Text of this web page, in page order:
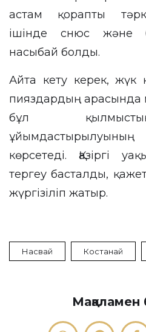
астам қорапты
ішінде снюс және
насыбай болды.
Айта кету керек, жүк
пияздардың арасында
бұл
көрсетеді. Қазіргі
тергеу басталды,
жүргізіліп жатыр.
Насвай Костанай
Мақаламен